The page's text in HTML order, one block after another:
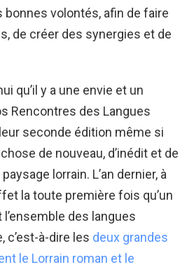
volontés, afin de faire
de créer des synergies et de
qu’il y a une envie et un
Rencontres des Langues
seconde édition même si
de nouveau, d’inédit et de
lorrain. L’an dernier, à
la toute première fois qu’un
des langues
c’est-à-dire les deux grandes
le Lorrain roman et le